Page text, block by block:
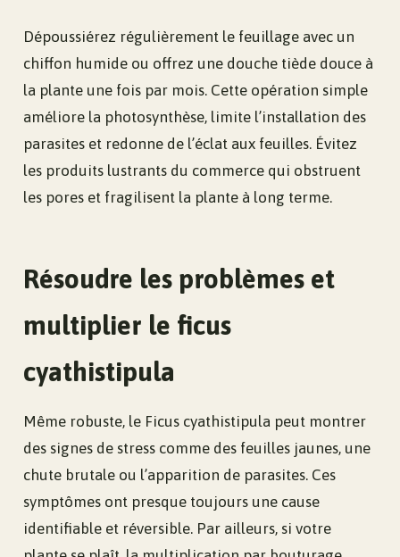
Dépoussiérez régulièrement le feuillage avec un
chiffon humide ou offrez une douche tiède douce à
la plante une fois par mois. Cette opération simple
améliore la photosynthèse, limite l’installation des
parasites et redonne de l’éclat aux feuilles. Évitez
les produits lustrants du commerce qui obstruent
les pores et fragilisent la plante à long terme.
Résoudre les problèmes et
multiplier le ficus
cyathistipula
Même robuste, le Ficus cyathistipula peut montrer
des signes de stress comme des feuilles jaunes, une
chute brutale ou l’apparition de parasites. Ces
symptômes ont presque toujours une cause
identifiable et réversible. Par ailleurs, si votre